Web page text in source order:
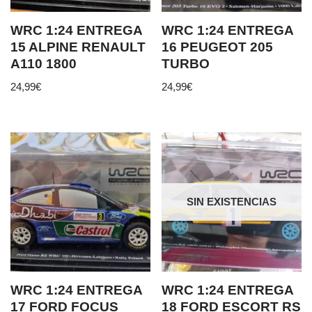
WRC 1:24 ENTREGA
15 ALPINE RENAULT
A110 1800
24,99€
WRC 1:24 ENTREGA
16 PEUGEOT 205
TURBO
24,99€
WRC 1:24 ENTREGA
17 FORD FOCUS
SIN EXISTENCIAS
WRC 1:24 ENTREGA
18 FORD ESCORT RS